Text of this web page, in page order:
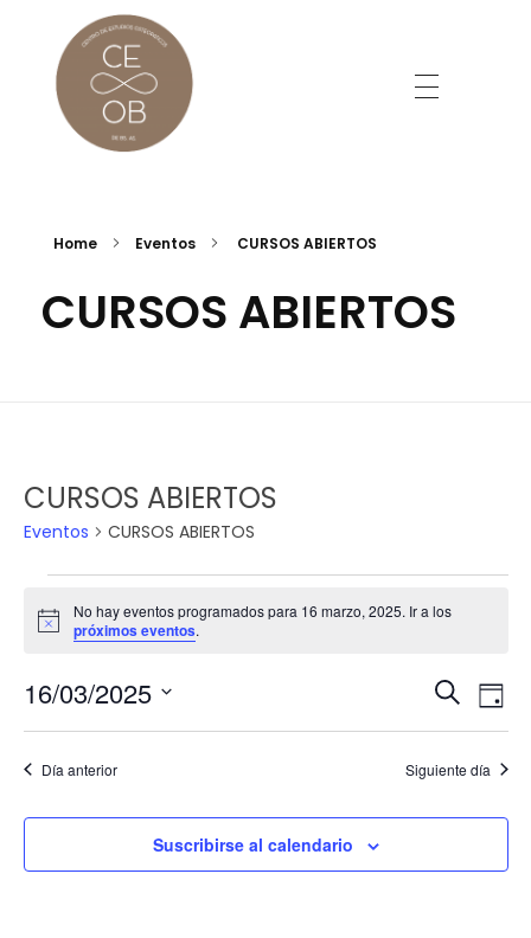
Home Eventos CURSOS ABIERTOS
CURSOS ABIERTOS
CURSOS ABIERTOS
Eventos CURSOS ABIERTOS
Aviso
No hay eventos programados para 16 marzo, 2025. Ir a los
próximos eventos.
de
Buscar
de
de
Día
16/03/2025
Seleccionar
fecha.
Día anterior Siguiente día
Suscribirse al calendario